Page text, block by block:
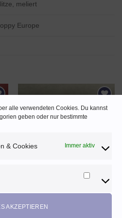
alle verwendeten Cookies. Du kannst
geben oder nur bestimmte
& Cookies Immer aktiv
Cookies
AKZEPTIEREN
meliert
Europe
AUF DEN
7,00EUR